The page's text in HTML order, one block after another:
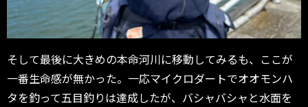
そして最後に大きめの本命河川に移動してみるも、ここが
一番生命感が無かった。一応マイクロダートでオオモンハ
タを釣って五目釣りは達成したが、バシャバシャと水面を